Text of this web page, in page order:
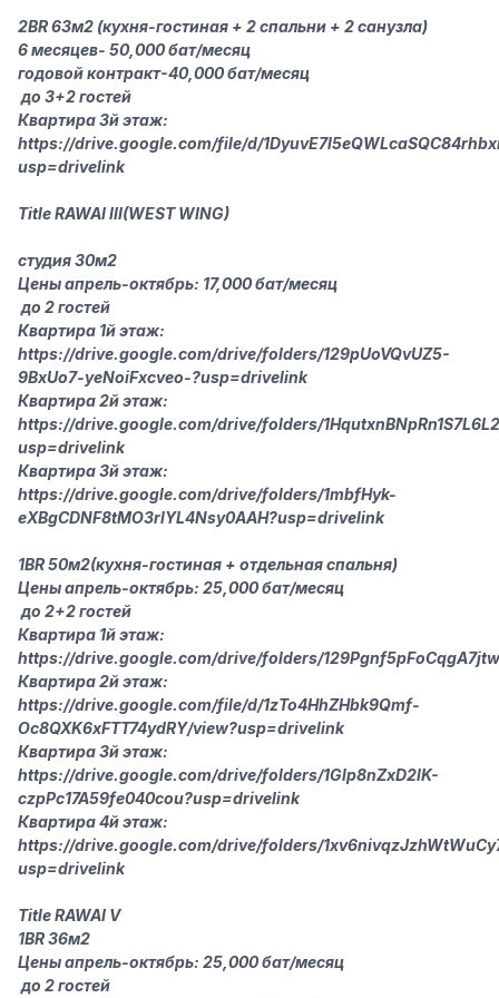
2BR 63м2 (кухня-гостиная + 2 спальни + 2 санузла)
6 месяцев- 50,000 бат/месяц
годовой контракт-40,000 бат/месяц
‍‍ до 3+2 гостей
Квартира 3й этаж:
https://drive.google.com/file/d/
usp=drivelink
Title RAWAI III(WEST WING)
студия 30м2
Цены апрель-октябрь: 17,000 бат/месяц
‍‍ до 2 гостей
Квартира 1й этаж:
https://drive.google.com/drive/folders/129pUoVQvUZ5-
9BxUo7-yeNoiFxcveo-?usp=drivelink
Квартира 2й этаж:
https://drive.google.com/drive/folders/
usp=drivelink
Квартира 3й этаж:
https://drive.google.com/drive/folders/1mbfHyk-
eXBgCDNF8tMO3rlYL4Nsy0AAH?usp=drivelink
1BR 50м2(кухня-гостиная + отдельная спальня)
Цены апрель-октябрь: 25,000 бат/месяц
‍‍ до 2+2 гостей
Квартира 1й этаж:
https://drive.google.com/drive/folders/129Pgnf5pFo
Квартира 2й этаж:
https://drive.google.com/file/d/1zTo4HhZHbk9Qmf-
Oc8QXK6xFTT74ydRY/view?usp=drivelink
Квартира 3й этаж:
https://drive.google.com/drive/folders/1Glp8nZxD2lK-
czpPc17A59fe040cou?usp=drivelink
Квартира 4й этаж:
https://drive.google.com/drive/folders/
usp=drivelink
Title RAWAI V
1BR 36м2
Цены апрель-октябрь: 25,000 бат/месяц
‍‍ до 2 гостей